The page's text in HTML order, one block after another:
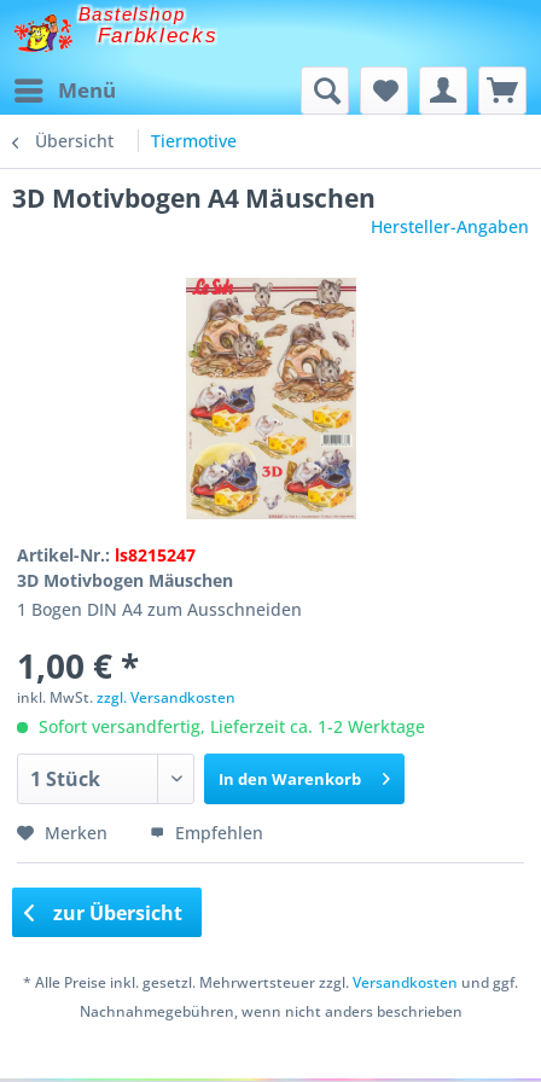
Bastelshop
Farbklecks
Menü
Übersicht Tiermotive
3D Motivbogen A4 Mäuschen
Hersteller-Angaben
Artikel-Nr.: ls8215247
3D Motivbogen Mäuschen
1 Bogen DIN A4 zum Ausschneiden
1,00 € *
inkl. MwSt.zzgl. Versandkosten
Sofort versandfertig, Lieferzeit ca. 1-2 Werktage
In den Warenkorb
Merken Empfehlen
zur Übersicht
* Alle Preise inkl. gesetzl. Mehrwertsteuer zzgl.Versandkosten und ggf.
Nachnahmegebühren, wenn nicht anders beschrieben